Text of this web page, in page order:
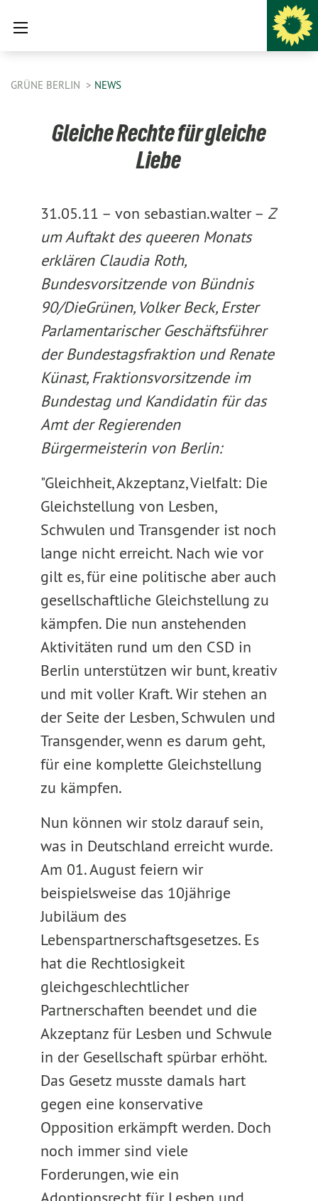
GRÜNE BERLIN NEWS
Gleiche Rechte für gleiche
Liebe
31.05.11 – von sebastian.walter – Z
um Auftakt des queeren Monats
erklären Claudia Roth,
Bundesvorsitzende von Bündnis
90/DieGrünen, Volker Beck, Erster
Parlamentarischer Geschäftsführer
der Bundestagsfraktion und Renate
Künast, Fraktionsvorsitzende im
Bundestag und Kandidatin für das
Amt der Regierenden
Bürgermeisterin von Berlin:
"Gleichheit, Akzeptanz, Vielfalt: Die
Gleichstellung von Lesben,
Schwulen und Transgender ist noch
lange nicht erreicht. Nach wie vor
gilt es, für eine politische aber auch
gesellschaftliche Gleichstellung zu
kämpfen. Die nun anstehenden
Aktivitäten rund um den CSD in
Berlin unterstützen wir bunt, kreativ
und mit voller Kraft. Wir stehen an
der Seite der Lesben, Schwulen und
Transgender, wenn es darum geht,
für eine komplette Gleichstellung
zu kämpfen.
Nun können wir stolz darauf sein,
was in Deutschland erreicht wurde.
Am 01. August feiern wir
beispielsweise das 10jährige
Jubiläum des
Lebenspartnerschaftsgesetzes. Es
hat die Rechtlosigkeit
gleichgeschlechtlicher
Partnerschaften beendet und die
Akzeptanz für Lesben und Schwule
in der Gesellschaft spürbar erhöht.
Das Gesetz musste damals hart
gegen eine konservative
Opposition erkämpft werden. Doch
noch immer sind viele
Forderungen, wie ein